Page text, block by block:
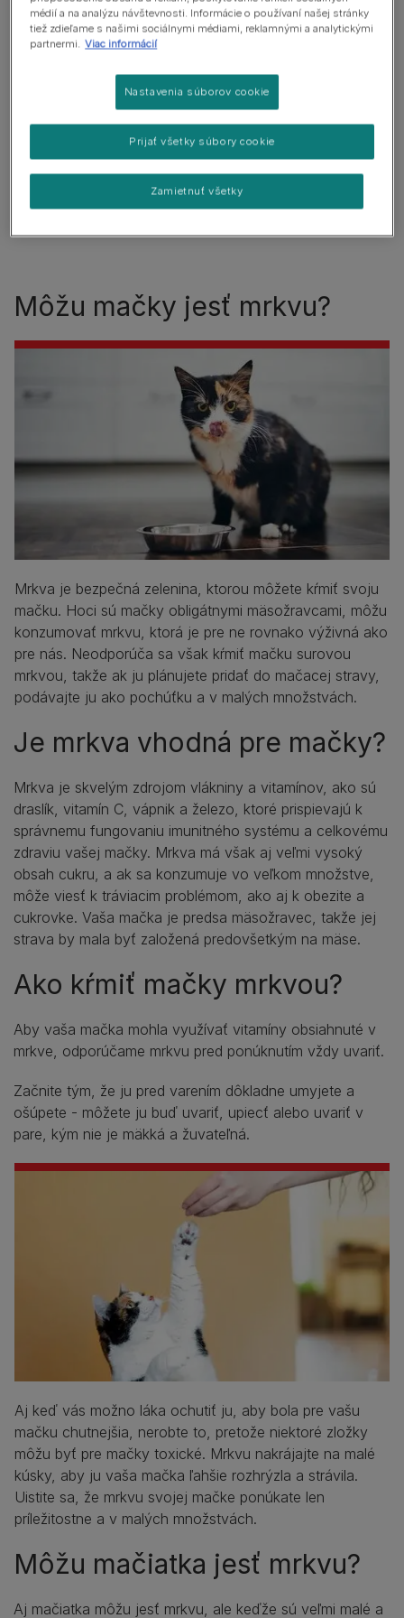
mali vedieť predtým, ako tak urobíte.
Môžu mačky jesť mrkvu?
Ako kŕmiť mačky mrkvou?
Môžu mačky jesť mrkvu?
Mrkva je bezpečná zelenina, ktorou môžete kŕmiť svoju
mačku. Hoci sú mačky obligátnymi mäsožravcami, môžu
konzumovať mrkvu, ktorá je pre ne rovnako výživná ako
pre nás. Neodporúča sa však kŕmiť mačku surovou
mrkvou, takže ak ju plánujete pridať do mačacej stravy,
podávajte ju ako pochúťku a v malých množstvách.
Je mrkva vhodná pre mačky?
Mrkva je skvelým zdrojom vlákniny a vitamínov, ako sú
draslík, vitamín C, vápnik a železo, ktoré prispievajú k
správnemu fungovaniu imunitného systému a celkovému
zdraviu vašej mačky. Mrkva má však aj veľmi vysoký
obsah cukru, a ak sa konzumuje vo veľkom množstve,
môže viesť k tráviacim problémom, ako aj k obezite a
cukrovke. Vaša mačka je predsa mäsožravec, takže jej
strava by mala byť založená predovšetkým na mäse.
Ako kŕmiť mačky mrkvou?
Aby vaša mačka mohla využívať vitamíny obsiahnuté v
mrkve, odporúčame mrkvu pred ponúknutím vždy uvariť.
Začnite tým, že ju pred varením dôkladne umyjete a
ošúpete - môžete ju buď uvariť, upiecť alebo uvariť v
pare, kým nie je mäkká a žuvateľná.
Aj keď vás možno láka ochutiť ju, aby bola pre vašu
mačku chutnejšia, nerobte to, pretože niektoré zložky
môžu byť pre mačky toxické. Mrkvu nakrájajte na malé
kúsky, aby ju vaša mačka ľahšie rozhrýzla a strávila.
Uistite sa, že mrkvu svojej mačke ponúkate len
príležitostne a v malých množstvách.
Môžu mačiatka jesť mrkvu?
Aj mačiatka môžu jesť mrkvu, ale keďže sú veľmi malé a
médií a na analýzu návštevnosti. Informácie o používaní našej stránky
tiež zdieľame s našimi sociálnymi médiami, reklamnými a analytickými
partnermi. Viac informácií
Nastavenia súborov cookie
Zamietnuť všetky
Prijať všetky súbory cookie